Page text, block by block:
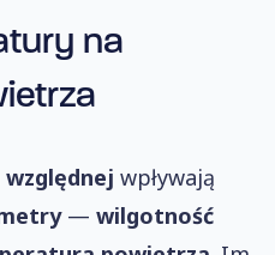
na
wpływają
— wilgotność